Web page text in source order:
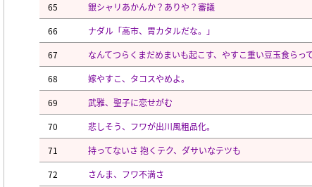
65
銀シャリあかんか？ありや？審議
66
ナダル「高市、胃カタルだな。」
67
なんてつらくまだめまいも起こす、やすこ重い豆玉食らって
68
嫁やすこ、タコスやめよ。
69
武雅、聖子に恋せがむ
70
悲しそう、フワが出川風粗品化。
71
持ってないさ 抱くテク、ダサいなテツも
72
さんま、フワ不満さ